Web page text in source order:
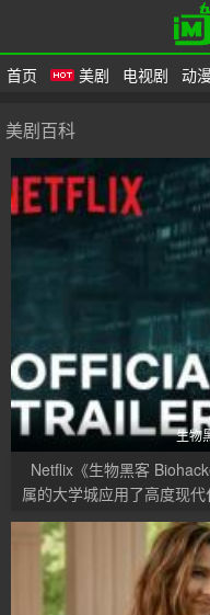
首页 美剧 电视剧 动漫
美剧百科
生物
Netflix《生物黑客
属的大学城应用了高度现